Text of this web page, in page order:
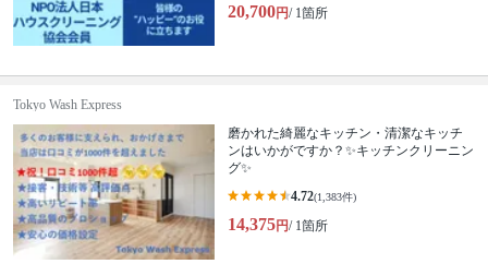
20,700円/ 1箇所
Tokyo Wash Express
磨かれた綺麗なキッチン・清潔なキッチ
ンはいかがですか？✨キッチンクリーニン
グ✨
4.72(1,383件)
14,375円/ 1箇所